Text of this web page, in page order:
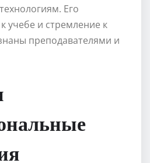
Его
учебе и стремление к
преподавателями и